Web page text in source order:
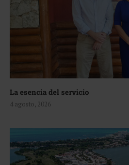
La esencia del servicio
4 agosto, 2026